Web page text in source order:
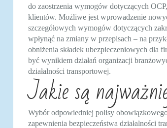
do zaostrzenia wymogów dotyczących
klientów. Możliwe jest wprowadzenie
szczegółowych wymogów dotyczących
wpłynąć na zmiany w przepisach – na
obniżenia składek ubezpieczeniowych dla
być wynikiem działań organizacji
działalności transportowej.
Jakie są
Wybór odpowiedniej polisy
zapewnienia bezpieczeństwa działalności